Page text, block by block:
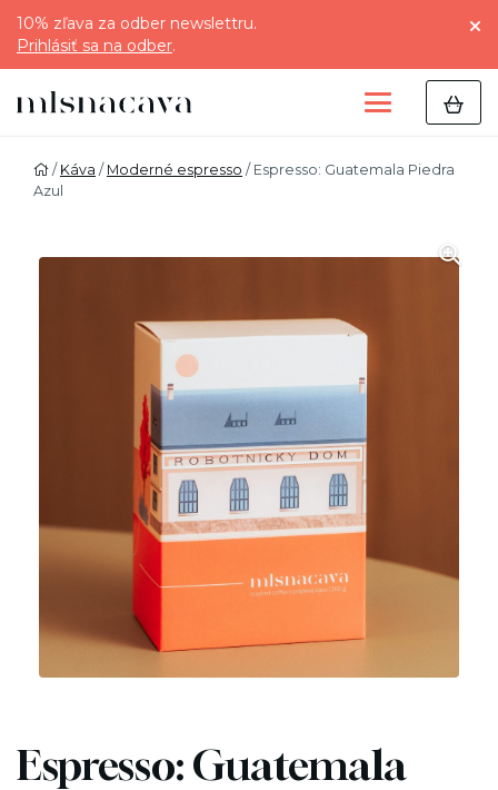
10% zľava za odber newslettru.
Prihlásiť sa na odber.
/ Káva / Moderné espresso / Espresso: Guatemala Piedra
Azul
Espresso: Guatemala